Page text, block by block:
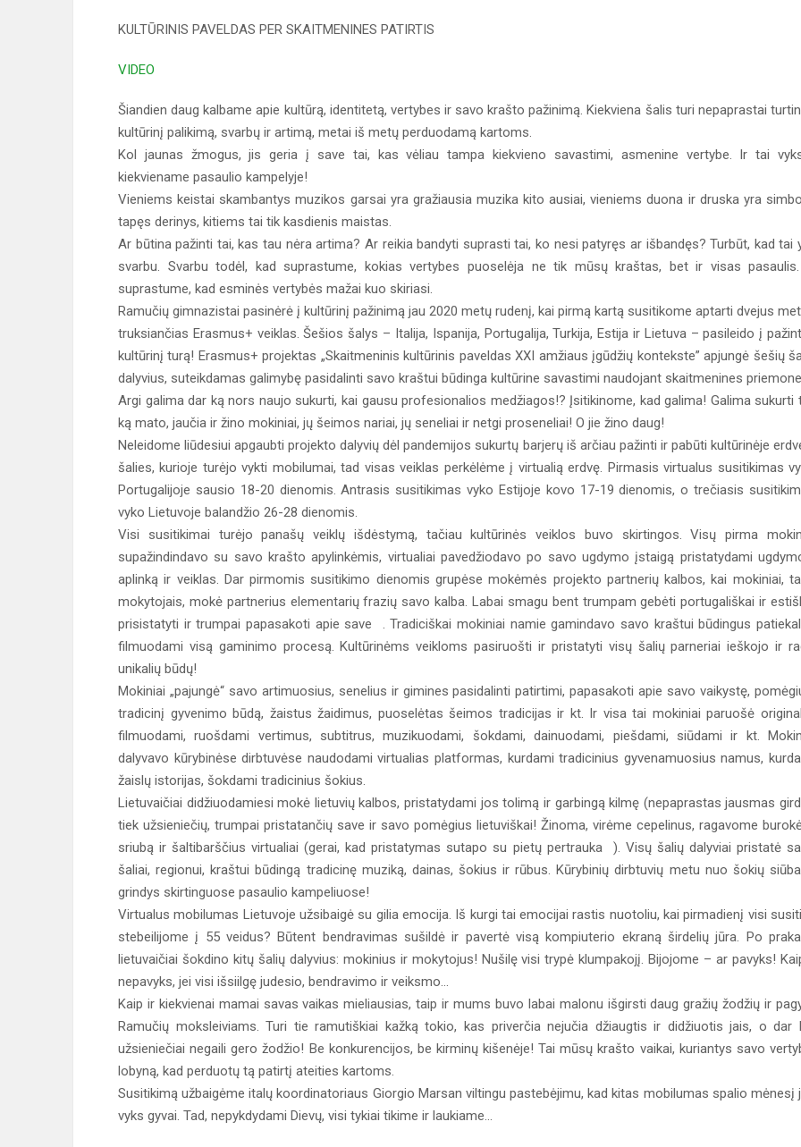
KULTŪRINIS PAVELDAS PER SKAITMENINES PATIRTIS
VIDEO
Šiandien daug kalbame apie kultūrą, identitetą, vertybes ir savo krašto pažinimą. Kiekviena šalis turi nepaprastai
kultūrinį palikimą, svarbų ir artimą, metai iš metų perduodamą kartoms.
Kol jaunas žmogus, jis geria į save tai, kas vėliau tampa kiekvieno savastimi, asmenine vertybe. Ir tai
kiekviename pasaulio kampelyje!
Vieniems keistai skambantys muzikos garsai yra gražiausia muzika kito ausiai, vieniems duona ir druska yra
tapęs derinys, kitiems tai tik kasdienis maistas.
Ar būtina pažinti tai, kas tau nėra artima? Ar reikia bandyti suprasti tai, ko nesi patyręs ar išbandęs? Turbūt, kad tai
svarbu. Svarbu todėl, kad suprastume, kokias vertybes puoselėja ne tik mūsų kraštas, bet ir visas
suprastume, kad esminės vertybės mažai kuo skiriasi.
Ramučių gimnazistai pasinėrė į kultūrinį pažinimą jau 2020 metų rudenį, kai pirmą kartą susitikome aptarti dvejus
truksiančias Erasmus+ veiklas. Šešios šalys – Italija, Ispanija, Portugalija, Turkija, Estija ir Lietuva – pasileido į
kultūrinį turą! Erasmus+ projektas „Skaitmeninis kultūrinis paveldas XXI amžiaus įgūdžių kontekste” apjungė šešių
dalyvius, suteikdamas galimybę pasidalinti savo kraštui būdinga kultūrine savastimi naudojant skaitmenines
Argi galima dar ką nors naujo sukurti, kai gausu profesionalios medžiagos!? Įsitikinome, kad galima! Galima sukurti
ką mato, jaučia ir žino mokiniai, jų šeimos nariai, jų seneliai ir netgi proseneliai! O jie žino daug!
Neleidome liūdesiui apgaubti projekto dalyvių dėl pandemijos sukurtų barjerų iš arčiau pažinti ir pabūti kultūrinėje
šalies, kurioje turėjo vykti mobilumai, tad visas veiklas perkėlėme į virtualią erdvę. Pirmasis virtualus susitikimas
Portugalijoje sausio 18-20 dienomis. Antrasis susitikimas vyko Estijoje kovo 17-19 dienomis, o trečiasis
vyko Lietuvoje balandžio 26-28 dienomis.
Visi susitikimai turėjo panašų veiklų išdėstymą, tačiau kultūrinės veiklos buvo skirtingos. Visų pirma
supažindindavo su savo krašto apylinkėmis, virtualiai pavedžiodavo po savo ugdymo įstaigą pristatydami
aplinką ir veiklas. Dar pirmomis susitikimo dienomis grupėse mokėmės projekto partnerių kalbos, kai mokiniai,
mokytojais, mokė partnerius elementarių frazių savo kalba. Labai smagu bent trumpam gebėti portugališkai ir
prisistatyti ir trumpai papasakoti apie save . Tradiciškai mokiniai namie gamindavo savo kraštui būdingus
filmuodami visą gaminimo procesą. Kultūrinėms veikloms pasiruošti ir pristatyti visų šalių parneriai ieškojo ir
unikalių būdų!
Mokiniai „pajungė“ savo artimuosius, senelius ir gimines pasidalinti patirtimi, papasakoti apie savo vaikystę,
tradicinį gyvenimo būdą, žaistus žaidimus, puoselėtas šeimos tradicijas ir kt. Ir visa tai mokiniai paruošė
filmuodami, ruošdami vertimus, subtitrus, muzikuodami, šokdami, dainuodami, piešdami, siūdami ir kt.
dalyvavo kūrybinėse dirbtuvėse naudodami virtualias platformas, kurdami tradicinius gyvenamuosius namus,
žaislų istorijas, šokdami tradicinius šokius.
Lietuvaičiai didžiuodamiesi mokė lietuvių kalbos, pristatydami jos tolimą ir garbingą kilmę (nepaprastas jausmas
tiek užsieniečių, trumpai pristatančių save ir savo pomėgius lietuviškai! Žinoma, virėme cepelinus, ragavome
sriubą ir šaltibarščius virtualiai (gerai, kad pristatymas sutapo su pietų pertrauka ). Visų šalių dalyviai pristatė
šaliai, regionui, kraštui būdingą tradicinę muziką, dainas, šokius ir rūbus. Kūrybinių dirbtuvių metu nuo šokių
grindys skirtinguose pasaulio kampeliuose!
Virtualus mobilumas Lietuvoje užsibaigė su gilia emocija. Iš kurgi tai emocijai rastis nuotoliu, kai pirmadienį visi
stebeilijome į 55 veidus? Būtent bendravimas sušildė ir pavertė visą kompiuterio ekraną širdelių jūra. Po
lietuvaičiai šokdino kitų šalių dalyvius: mokinius ir mokytojus! Nušilę visi trypė klumpakojį. Bijojome – ar pavyks!
nepavyks, jei visi išsiilgę judesio, bendravimo ir veiksmo...
Kaip ir kiekvienai mamai savas vaikas mieliausias, taip ir mums buvo labai malonu išgirsti daug gražių žodžių ir
Ramučių moksleiviams. Turi tie ramutiškiai kažką tokio, kas priverčia nejučia džiaugtis ir didžiuotis jais, o dar
užsieniečiai negaili gero žodžio! Be konkurencijos, be kirminų kišenėje! Tai mūsų krašto vaikai, kuriantys savo
lobyną, kad perduotų tą patirtį ateities kartoms.
Susitikimą užbaigėme italų koordinatoriaus Giorgio Marsan viltingu pastebėjimu, kad kitas mobilumas spalio mėnesį
vyks gyvai. Tad, nepykdydami Dievų, visi tykiai tikime ir laukiame...